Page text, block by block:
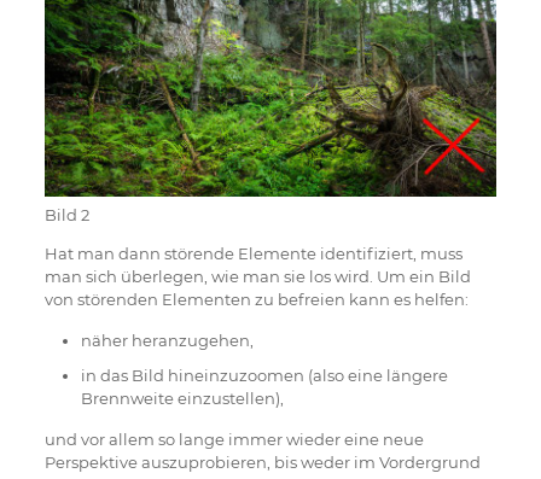
Bild 2
Hat man dann störende Elemente identifiziert, muss
man sich überlegen, wie man sie los wird. Um ein Bild
von störenden Elementen zu befreien kann es helfen:
näher heranzugehen,
in das Bild hineinzuzoomen (also eine längere
Brennweite einzustellen),
und vor allem so lange immer wieder eine neue
Perspektive auszuprobieren, bis weder im Vordergrund